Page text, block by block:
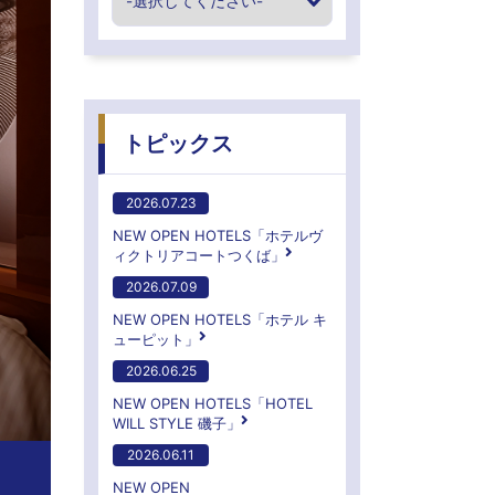
トピックス
2026.07.23
NEW OPEN HOTELS「ホテルヴ
ィクトリアコートつくば」
2026.07.09
NEW OPEN HOTELS「ホテル キ
ューピット」
2026.06.25
NEW OPEN HOTELS「HOTEL
WILL STYLE 磯子」
2026.06.11
NEW OPEN